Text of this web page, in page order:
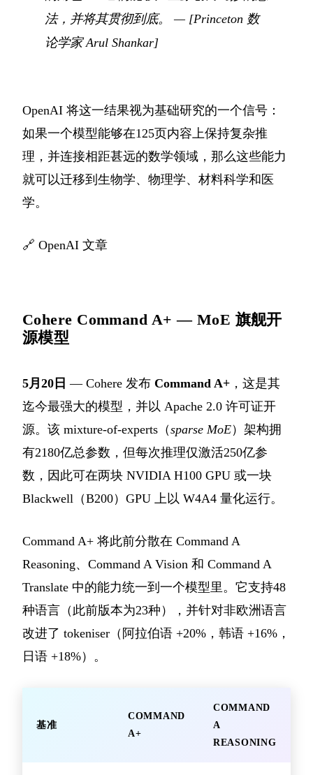
法，并将其贯彻到底。
— [Princeton 数
论学家 Arul Shankar]
OpenAI 将这一结果视为基础研究的一个信号：
如果一个模型能够在125页内容上保持复杂推
理，并连接相距甚远的数学领域，那么这些能力
就可以迁移到生物学、物理学、材料科学和医
学。
🔗 OpenAI 文章
Cohere Command A+ — MoE 旗舰开
源模型
5月20日 — Cohere 发布 Command A+ ，这是其
迄今最强大的模型，并以 Apache 2.0 许可证开
源。该 mixture-of-experts（sparse MoE）架构拥
有2180亿总参数，但每次推理仅激活250亿参
数，因此可在两块 NVIDIA H100 GPU 或一块
Blackwell（B200）GPU 上以 W4A4 量化运行。
Command A+ 将此前分散在 Command A
Reasoning、Command A Vision 和 Command A
Translate 中的能力统一到一个模型里。它支持48
种语言（此前版本为23种），并针对非欧洲语言
改进了 tokeniser（阿拉伯语 +20%，韩语 +16%，
日语 +18%）。
基准
COMMAND
A+
COMMAND
A
REASONING